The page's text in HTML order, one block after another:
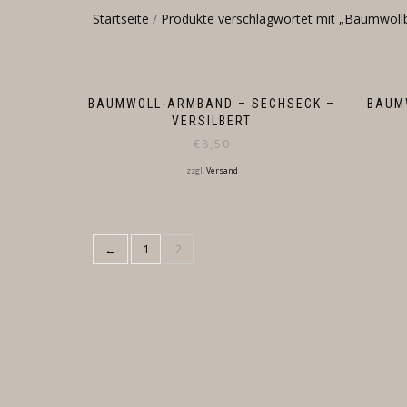
Startseite / Produkte verschlagwortet mit
BAUMWOLL-ARMBAND – SECHSECK –
VERSILBERT
€ 8,50
zzgl.Versand
← 1 2